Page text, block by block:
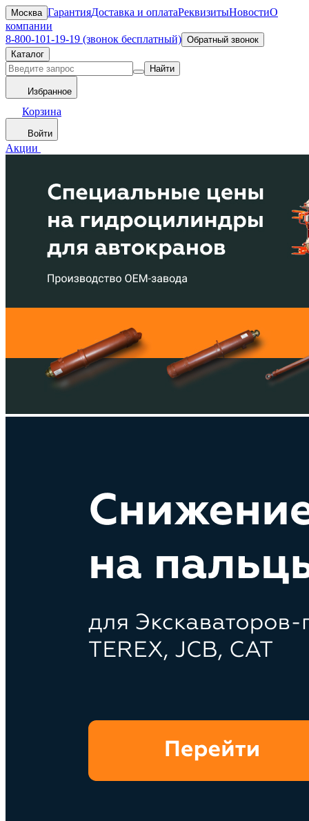
Москва ГарантияДоставка и оплатаРеквизитыНовостиО
компании
8-800-101-19-19 (звонок бесплатный) Обратный звонок
Каталог
Найти
Избранное
Корзина
Войти
Акции